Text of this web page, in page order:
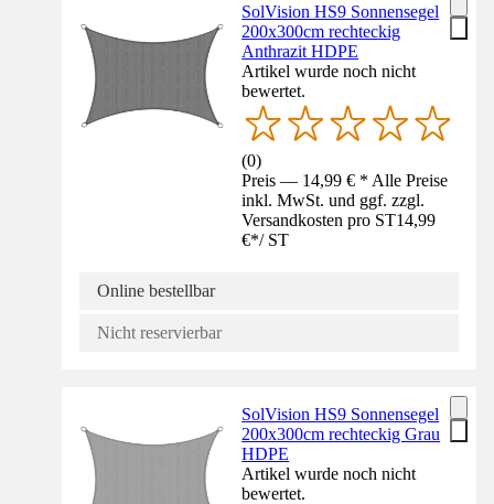
SolVision HS9 Sonnensegel
200x300cm rechteckig
Anthrazit HDPE
Artikel wurde noch nicht
bewertet.
(0)
Preis — 14,99 € * Alle Preise
inkl. MwSt. und ggf. zzgl.
Versandkosten pro ST14,99
€*/ ST
Online bestellbar
Nicht reservierbar
SolVision HS9 Sonnensegel
200x300cm rechteckig Grau
HDPE
Artikel wurde noch nicht
bewertet.